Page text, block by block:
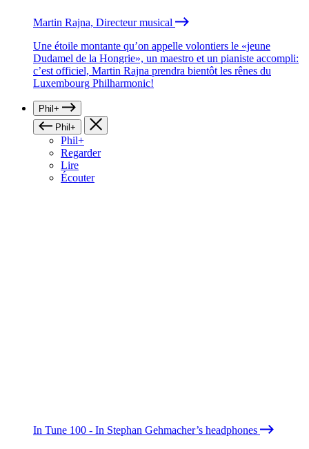
Martin Rajna, Directeur musical
Une étoile montante qu’on appelle volontiers le «jeune
Dudamel de la Hongrie», un maestro et un pianiste accompli:
c’est officiel, Martin Rajna prendra bientôt les rênes du
Luxembourg Philharmonic!
Phil+
Phil+
Phil+
Regarder
Lire
Écouter
In Tune 100 - In Stephan Gehmacher’s headphones